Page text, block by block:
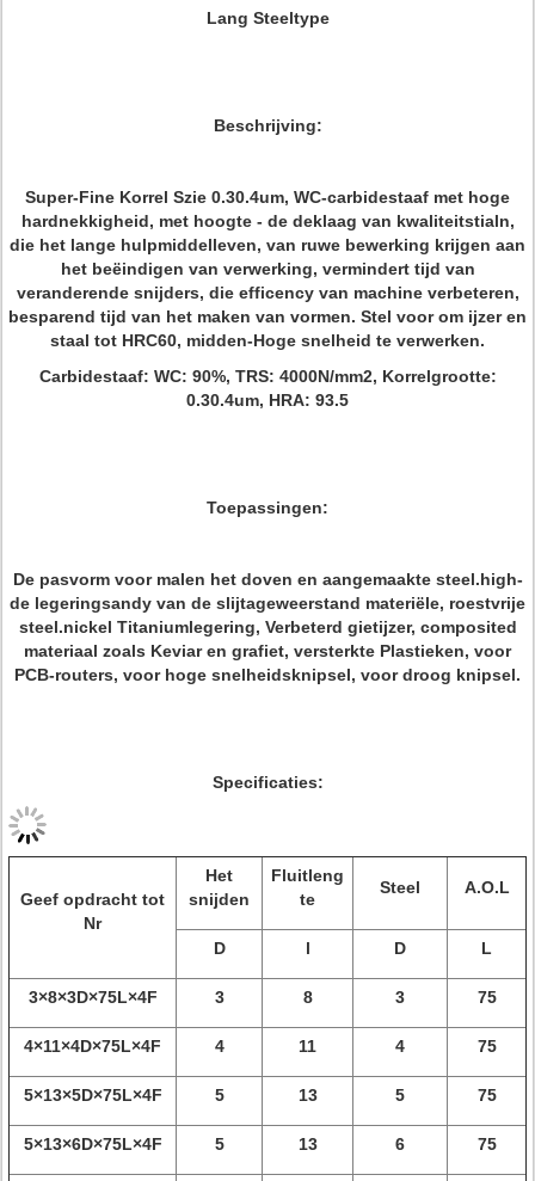
Lang Steeltype
Beschrijving:
Super-Fine Korrel Szie 0.30.4um, WC-carbidestaaf met hoge
hardnekkigheid, met hoogte - de deklaag van kwaliteitstialn,
die het lange hulpmiddelleven, van ruwe bewerking krijgen aan
het beëindigen van verwerking, vermindert tijd van
veranderende snijders, die efficency van machine verbeteren,
besparend tijd van het maken van vormen. Stel voor om ijzer en
staal tot HRC60, midden-Hoge snelheid te verwerken.
Carbidestaaf: WC: 90%, TRS: 4000N/mm2, Korrelgrootte:
0.30.4um, HRA: 93.5
Toepassingen:
De pasvorm voor malen het doven en aangemaakte steel.high-
de legeringsandy van de slijtageweerstand materiële, roestvrije
steel.nickel Titaniumlegering, Verbeterd gietijzer, composited
materiaal zoals Keviar en grafiet, versterkte Plastieken, voor
PCB-routers, voor hoge snelheidsknipsel, voor droog knipsel.
Specificaties:
Geef opdracht tot
Nr
Het
snijden
Fluitleng
te
Steel A.O.L
D l D L
3×8×3D×75L×4F 3 8 3 75
4×11×4D×75L×4F 4 11 4 75
5×13×5D×75L×4F 5 13 5 75
5×13×6D×75L×4F 5 13 6 75